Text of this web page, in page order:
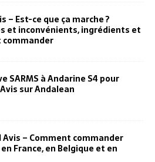
– Est-ce que ça marche ?
et inconvénients, ingrédients et
commander
SARMS à Andarine S4 pour
sur Andalean
Avis – Comment commander
France, en Belgique et en